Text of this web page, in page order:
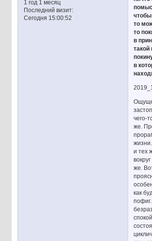
1 год 1 месяц
Последний визит:
Сегодня 15:00:52
чтобы
то
то
в
такой
в
чего-
же.
и тех
же.
как